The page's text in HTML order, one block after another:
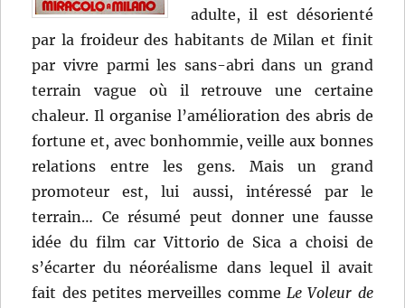
adulte, il est désorienté
par la froideur des habitants de Milan et finit
par vivre parmi les sans-abri dans un grand
terrain vague où il retrouve une certaine
chaleur. Il organise l’amélioration des abris de
fortune et, avec bonhommie, veille aux bonnes
relations entre les gens. Mais un grand
promoteur est, lui aussi, intéressé par le
terrain… Ce résumé peut donner une fausse
idée du film car Vittorio de Sica a choisi de
s’écarter du néoréalisme dans lequel il avait
fait des petites merveilles commeLe Voleur de